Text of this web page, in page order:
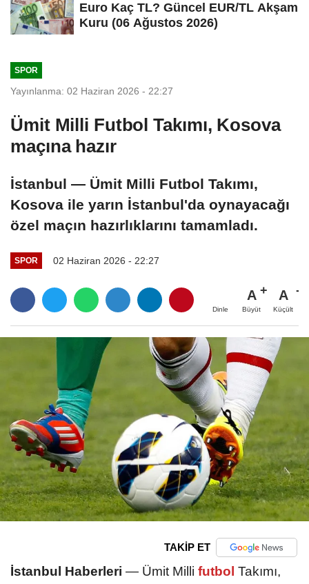
Euro Kaç TL? Güncel EUR/TL Akşam
Kuru (06 Ağustos 2026)
SPOR
Yayınlanma: 02 Haziran 2026 - 22:27
Ümit Milli Futbol Takımı, Kosova
maçına hazır
İstanbul — Ümit Milli Futbol Takımı,
Kosova ile yarın İstanbul'da oynayacağı
özel maçın hazırlıklarını tamamladı.
SPOR 02 Haziran 2026 - 22:27
Dinle
A
Büyüt
A
Küçült
TAKİP ET
İstanbul Haberleri — Ümit Milli futbol Takımı,